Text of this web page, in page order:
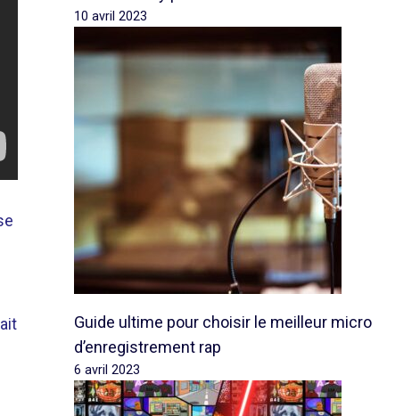
10 avril 2023
Guide ultime pour choisir le meilleur micro
d’enregistrement rap
6 avril 2023